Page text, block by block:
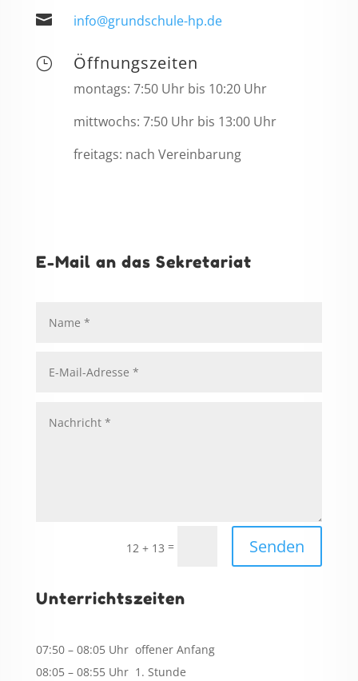
 info@grundschule-hp.de
} Öffnungszeiten
montags: 7:50 Uhr bis 10:20 Uhr
mittwochs: 7:50 Uhr bis 13:00 Uhr
freitags: nach Vereinbarung
E-Mail an das Sekretariat
12 + 13 = Senden
Unterrichtszeiten
07:50 – 08:05 Uhr offener Anfang
08:05 – 08:55 Uhr 1. Stunde